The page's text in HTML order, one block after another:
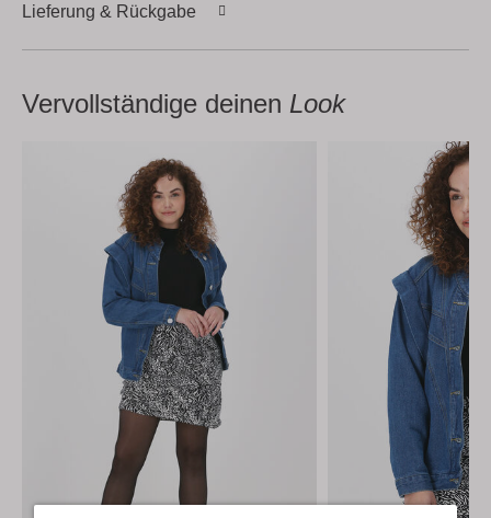
Lieferung & Rückgabe
Vervollständige deinen Look